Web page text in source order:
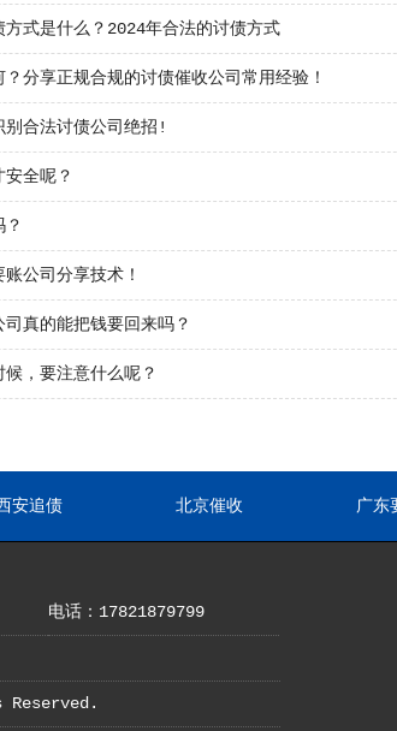
式是什么？2024年合法的讨债方式
分享正规合规的讨债催收公司常用经验！
别合法讨债公司绝招!
全呢？
公司分享技术！
真的能把钱要回来吗？
，要注意什么呢？
安追债 北京催收 广东
电话：17821879799